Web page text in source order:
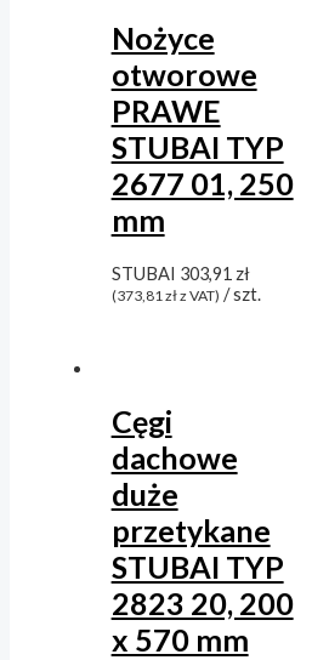
Nożyce
otworowe
PRAWE
STUBAI TYP
2677 01, 250
mm
STUBAI 303,91 zł
(373,81 złz VAT) / szt.
Cęgi
dachowe
duże
przetykane
STUBAI TYP
2823 20, 200
x 570 mm